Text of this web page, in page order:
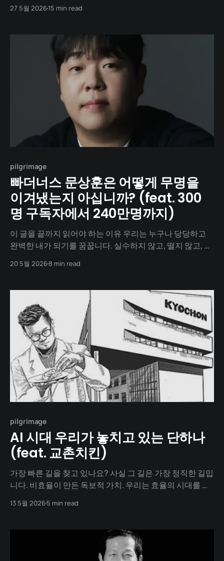
이를 비집고 들어와 비뚤어진 농담 한 줄로 한국 코미디의
10년을 따라갑니다. 한국 블랙코미디의 얼굴, 유병재.
27 5월 202615 min read
pilgrimage
빠더너스 문상훈은 어떻게 무명을
이겨냈는지 아십니까? (feat. 300
명 구독자에서 240만명까지)
이 글을 끝까지 읽어야 하는 이유 우리는 누구나 당당하고
완벽한 내가 되기를 꿈꿉니다. 실수하지 않고, 떨지 않고, 매
때 목소리가 떨리고, 밤마다 이불을 차며 자기 말을 곱씹는
끄집어내 무대 위로 올린 창작자입니다. 빠더너스(
20 5월 20268 min read
pilgrimage
AI 시대 우리가 놓치고 있는 단하나
(feat. 교촌치킨)
가장 빠른 길을 찾고 있나요? 사실 그 길은 가장 정직한 길입
니다. 비효율이 만든 독보적 가치. 우리는 효율의 시대를 삽
게 하면 더 적게 일하고 더 많이 벌지 고민합니다. 하지만 대
만큼 비효율적인 집착에서 시작되었습니다.
13 5월 20265 min read